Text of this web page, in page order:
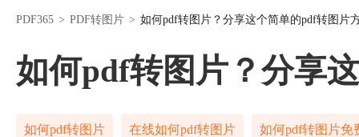
PDF365 > PDF转图片 > 如何pdf转图片？分享这个简单的pdf转图片
如何pdf转图片？分享
如何pdf转图片 在线如何pdf转图片 如何pdf转图片免